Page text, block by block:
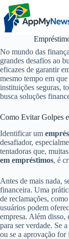
Pular
para
conteúdo
No mundo das
grandes desafios ao
eficazes de garantir
mesmo tempo em
instituições seguras,
busca soluções
Como Evitar Golpes
Identificar um
desafiador,
tentadoras que,
em empréstimos, é
Antes de mais nada,
financeira. Uma
de reclamações,
usuários podem
empresa. Além disso,
para ser verdade. Se
ou se a aprovação for